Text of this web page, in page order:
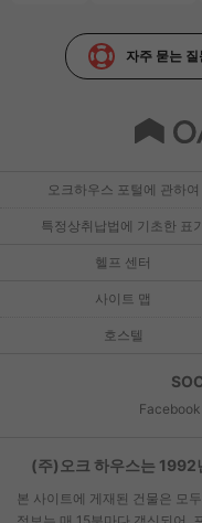
자주 묻는
오크하우스 포털에 관하여
특정상취납법에 기초한 표
헬프 센터
사이트 맵
호스텔
Facebook
(주)오크 하우스는 1992
본 사이트에 게재된 건물은 모